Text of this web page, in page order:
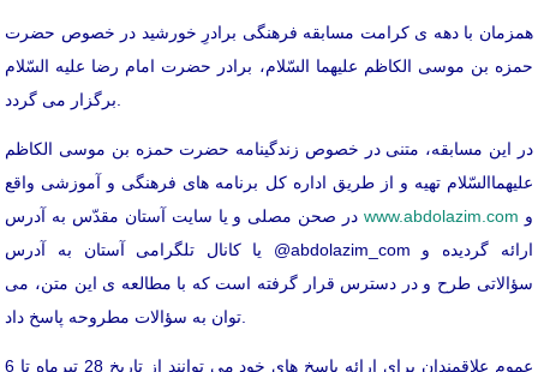
همزمان با دهه ی کرامت مسابقه فرهنگی برادرِ خورشید در خصوص حضرت
حمزه بن موسی الکاظم علیهما السّلام، برادر حضرت امام رضا علیه السّلام
برگزار می گردد.
در این مسابقه، متنی در خصوص زندگینامه حضرت حمزه بن موسی الکاظم
علیهماالسّلام تهیه و از طریق اداره کل برنامه های فرهنگی و آموزشی واقع
در صحن مصلی و یا سایت آستان مقدّس به آدرس www.abdolazim.com
یا کانال تلگرامی آستان به آدرس @abdolazim_com ارائه گردیده و
سؤالاتی طرح و در دسترس قرار گرفته است که با مطالعه ی این متن، می
عموم علاقمندان برای ارائه پاسخ های خود می توانند از تاریخ 28 تیرماه تا 6